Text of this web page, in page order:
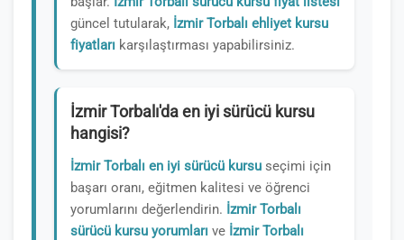
güncel tutularak, İzmir Torbalı ehliyet kursu
fiyatları karşılaştırması yapabilirsiniz.
İzmir Torbalı'da en iyi sürücü kursu
hangisi?
İzmir Torbalı en iyi sürücü kursu seçimi için
başarı oranı, eğitmen kalitesi ve öğrenci
yorumlarını değerlendirin. İzmir Torbalı
sürücü kursu yorumları ve İzmir Torbalı